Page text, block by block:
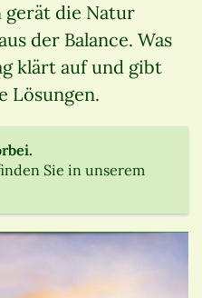
gerät die Natur
der Balance. Was
klärt auf und gibt
Lösungen.
Sie in unserem